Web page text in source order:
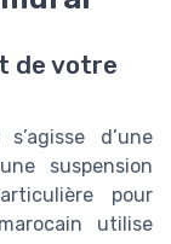
de votre
d’une
suspension
pour
utilise